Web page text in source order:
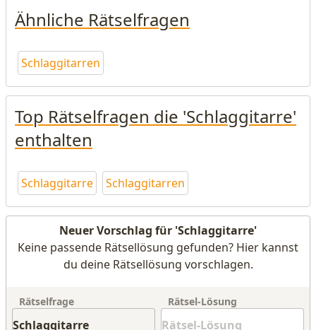
Ähnliche Rätselfragen
Schlaggitarren
Top Rätselfragen die 'Schlaggitarre'
enthalten
Schlaggitarre Schlaggitarren
Neuer Vorschlag für 'Schlaggitarre'
Keine passende Rätsellösung gefunden? Hier kannst
du deine Rätsellösung vorschlagen.
Rätselfrage Rätsel-Lösung